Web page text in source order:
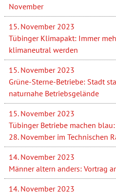
November
15. November 2023
Tübinger Klimapakt: Immer
klimaneutral werden
15. November 2023
Grüne-Sterne-Betriebe: Stadt
naturnahe Betriebsgelände
15. November 2023
Tübinger Betriebe machen
28. November im Technischen
14. November 2023
Männer altern anders: Vortrag
14. November 2023